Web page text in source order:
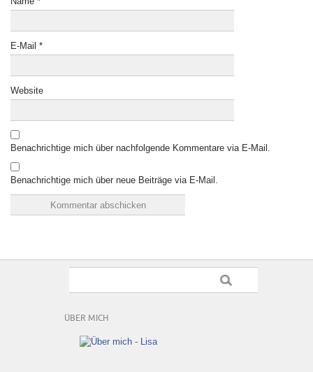
E-Mail *
Website
Benachrichtige mich über nachfolgende Kommentare via E-Mail.
Benachrichtige mich über neue Beiträge via E-Mail.
ÜBER MICH